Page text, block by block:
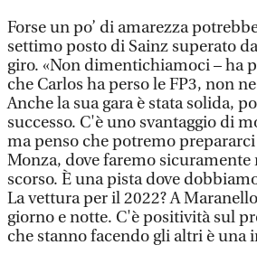
Forse un po’ di amarezza
settimo posto di Sainz superato
giro. «Non dimentichiamoci – ha
che Carlos ha perso le FP3, non
Anche la sua gara è stata solida,
successo. C'è uno svantaggio di
ma penso che potremo
Monza, dove faremo
scorso. È una pista dove
La vettura per il 2022? A
giorno e notte. C'è positività sul
che stanno facendo gli altri è una